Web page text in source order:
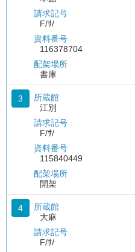
請求記号
F/ｻ/
資料番号
116378704
配架場所
書庫
3
所蔵館
江別
請求記号
F/ｻ/
資料番号
115840449
配架場所
開架
4
所蔵館
大麻
請求記号
F/ｻ/